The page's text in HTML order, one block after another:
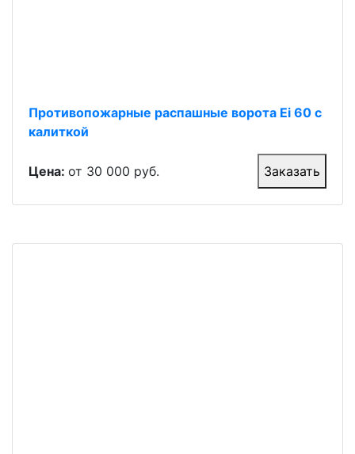
Противопожарные распашные ворота Ei 60 с
калиткой
Цена: от 30 000 руб. Заказать